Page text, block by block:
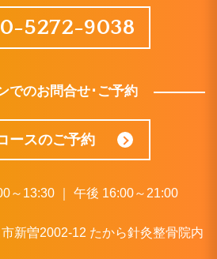
5272-9038
でのお問合せ･ご予約
ースのご予約
～13:30 ｜ 午後 16:00～21:00
新曽2002-12 たから針灸整骨院内